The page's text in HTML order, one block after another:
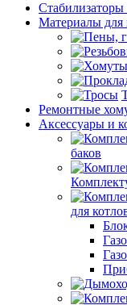
Материалы для
Ремонтные
Аксессуары и
баков
для